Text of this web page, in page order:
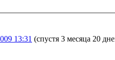
13:31 (спустя 3 месяца 20